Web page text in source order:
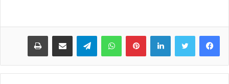
لينكدإن بينتيريستواتساب تيلقرام مشاركة عبر البريد طباعة